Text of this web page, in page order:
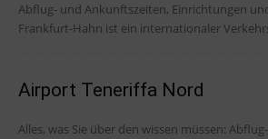
Abflug- und Ankunftszeiten, Einrichtungen und Tipps Der
Frankfurt-Hahn ist ein internationaler
Airport Teneriffa Nord
Alles, was Sie über den wissen müssen: Abflug- und Ankunftszeiten,